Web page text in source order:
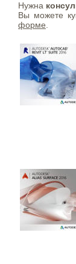
Нужна
Вы можете
форме